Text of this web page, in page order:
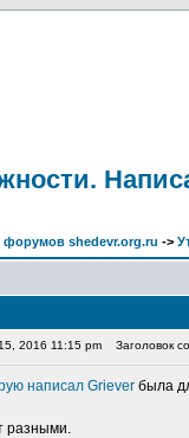
форумов shedevr.org.ru ->
2016 11:15 pm Заголовок
написал Griever была
разными.